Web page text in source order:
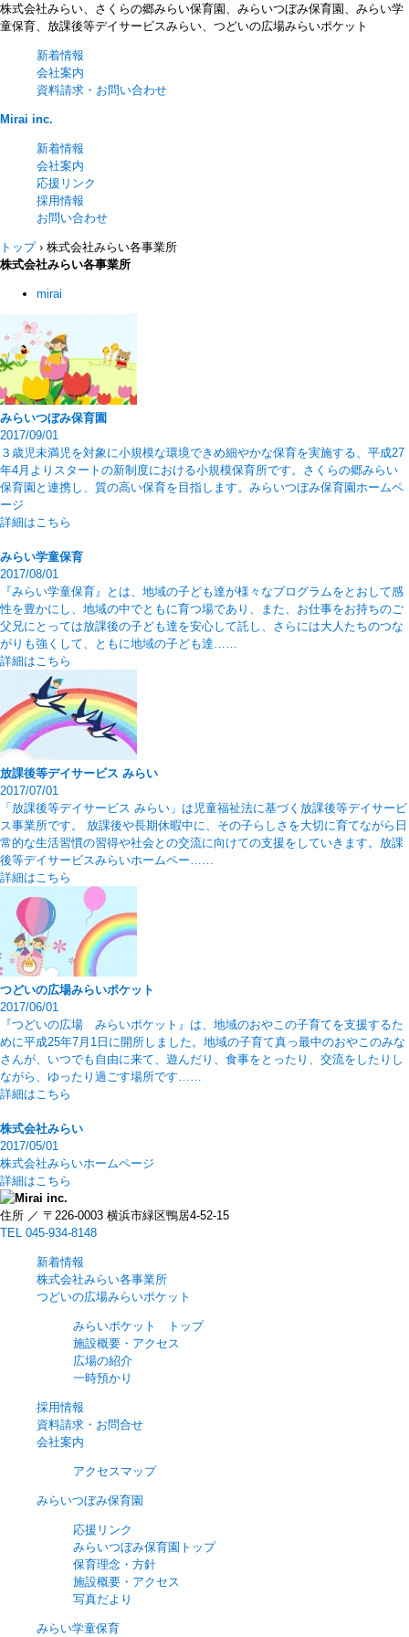
株式会社みらい、さくらの郷みらい保育園、みらいつぼみ保育園、みらい学
童保育、放課後等デイサービスみらい、つどいの広場みらいポケット
新着情報
会社案内
資料請求・お問い合わせ
Mirai inc.
新着情報
会社案内
応援リンク
採用情報
お問い合わせ
トップ› 株式会社みらい各事業所
株式会社みらい各事業所
mirai
みらいつぼみ保育園
2017/09/01
３歳児未満児を対象に小規模な環境できめ細やかな保育を実施する、平成27
年4月よりスタートの新制度における小規模保育所です。さくらの郷みらい
保育園と連携し、質の高い保育を目指します。みらいつぼみ保育園ホームペ
ージ
詳細はこちら
みらい学童保育
2017/08/01
『みらい学童保育』とは、地域の子ども達が様々なプログラムをとおして感
性を豊かにし、地域の中でともに育つ場であり、また、お仕事をお持ちのご
父兄にとっては放課後の子ども達を安心して託し、さらには大人たちのつな
がりも強くして、ともに地域の子ども達……
詳細はこちら
放課後等デイサービス みらい
2017/07/01
「放課後等デイサービス みらい」は児童福祉法に基づく放課後等デイサービ
ス事業所です。 放課後や長期休暇中に、その子らしさを大切に育てながら日
常的な生活習慣の習得や社会との交流に向けての支援をしていきます。放課
後等デイサービスみらいホームペー……
詳細はこちら
つどいの広場みらいポケット
2017/06/01
『つどいの広場 みらいポケット』は、地域のおやこの子育てを支援するた
めに平成25年7月1日に開所しました。地域の子育て真っ最中のおやこのみな
さんが、いつでも自由に来て、遊んだり、食事をとったり、交流をしたりし
ながら、ゆったり過ごす場所です……
詳細はこちら
株式会社みらい
2017/05/01
株式会社みらいホームページ
詳細はこちら
住所 ／ 〒226-0003 横浜市緑区鴨居4-52-15
TEL 045-934-8148
新着情報
株式会社みらい各事業所
つどいの広場みらいポケット
みらいポケット トップ
施設概要・アクセス
広場の紹介
一時預かり
採用情報
資料請求・お問合せ
会社案内
アクセスマップ
みらいつぼみ保育園
応援リンク
みらいつぼみ保育園トップ
保育理念・方針
施設概要・アクセス
写真だより
みらい学童保育